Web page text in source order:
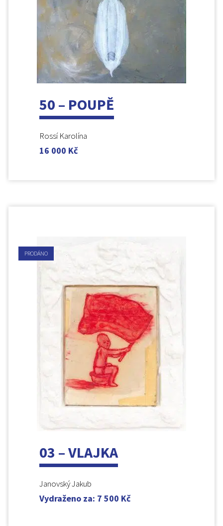
50 – POUPĚ
Rossí Karolína
16 000 Kč
PRODÁNO
03 – VLAJKA
Janovský Jakub
Vydraženo za: 7 500 Kč